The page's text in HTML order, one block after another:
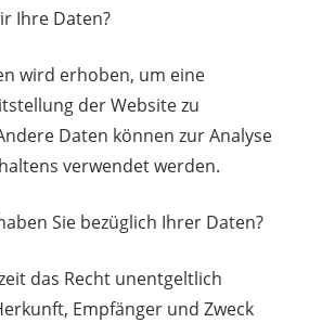
Ihre Daten?
wird erhoben, um eine
der Website zu
Daten können zur Analyse
verwendet werden.
Sie bezüglich Ihrer Daten?
das Recht unentgeltlich
Empfänger und Zweck